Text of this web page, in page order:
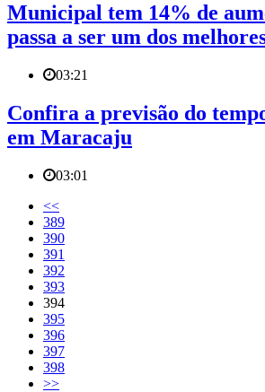
Municipal tem 14% de
passa a ser um dos
03:21
Confira a previsão do
em Maracaju
03:01
<<
389
390
391
392
393
394
395
396
397
398
>>